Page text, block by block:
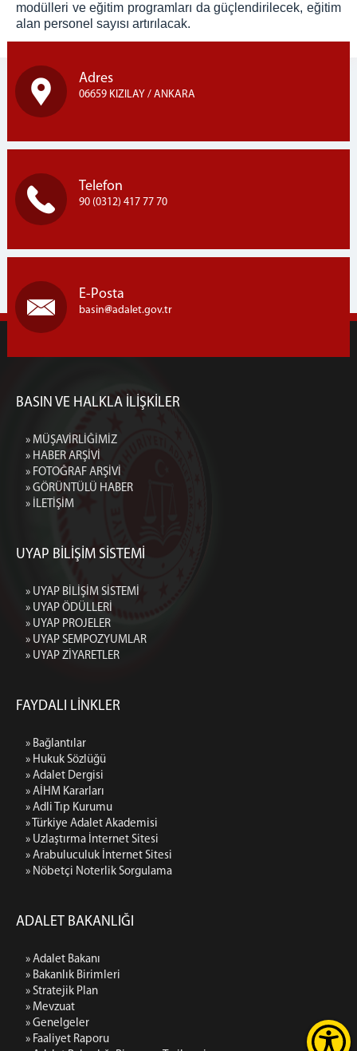
modülleri ve eğitim programları da güçlendirilecek, eğitim
alan personel sayısı artırılacak.
Adres
06659 KIZILAY / ANKARA
Telefon
90 (0312) 417 77 70
E-Posta
basin adalet.gov.tr
BASIN VE HALKLA İLİŞKİLER
» MÜŞAVİRLİĞİMİZ
» HABER ARŞİVİ
» FOTOĞRAF ARŞİVİ
» GÖRÜNTÜLÜ HABER
» İLETİŞİM
UYAP BİLİŞİM SİSTEMİ
» UYAP BİLİŞİM SİSTEMİ
» UYAP ÖDÜLLERİ
» UYAP PROJELER
» UYAP SEMPOZYUMLAR
» UYAP ZİYARETLER
FAYDALI LİNKLER
» Bağlantılar
» Hukuk Sözlüğü
» Adalet Dergisi
» AİHM Kararları
» Adli Tıp Kurumu
» Türkiye Adalet Akademisi
» Uzlaştırma İnternet Sitesi
» Arabuluculuk İnternet Sitesi
» Nöbetçi Noterlik Sorgulama
ADALET BAKANLIĞI
» Adalet Bakanı
» Bakanlık Birimleri
» Stratejik Plan
» Mevzuat
» Genelgeler
» Faaliyet Raporu